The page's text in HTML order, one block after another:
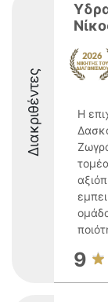
Διακριθέντες
Η
9